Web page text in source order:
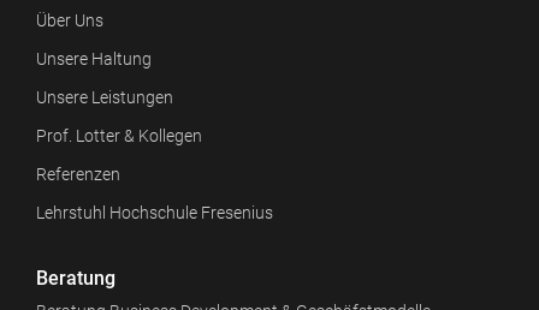
Über Uns
Unsere Haltung
Unsere Leistungen
Prof. Lotter & Kollegen
Referenzen
Lehrstuhl Hochschule Fresenius
Beratung